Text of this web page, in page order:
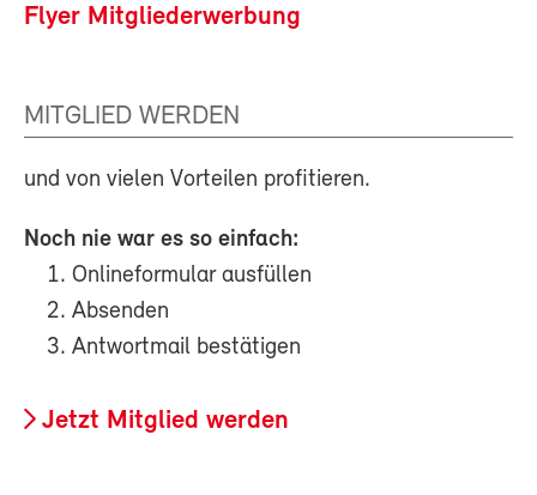
Flyer Mitgliederwerbung
MITGLIED WERDEN
und von vielen Vorteilen profitieren.
Noch nie war es so einfach:
Onlineformular ausfüllen
Absenden
Antwortmail bestätigen
Jetzt Mitglied werden